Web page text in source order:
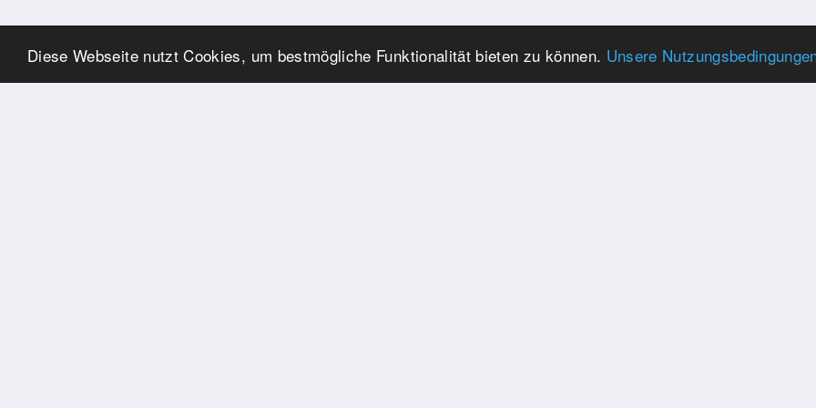
Diese Webseite nutzt Cookies, um bestmögliche Funktionalität bieten zu können. Unsere